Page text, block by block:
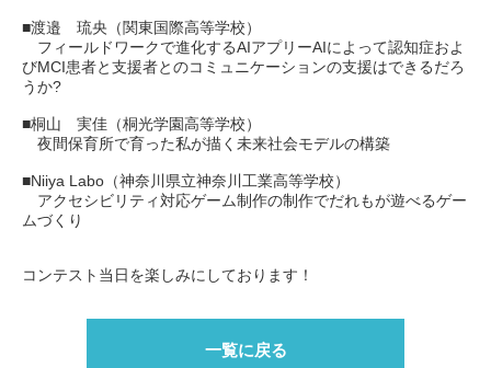
■渡邉 琉央（関東国際高等学校）
フィールドワークで進化するAIアプリーAIによって認知症およ
びMCI患者と支援者とのコミュニケーションの支援はできるだろ
うか?
■桐山 実佳（桐光学園高等学校）
夜間保育所で育った私が描く未来社会モデルの構築
■Niiya Labo（神奈川県立神奈川工業高等学校）
アクセシビリティ対応ゲーム制作の制作でだれもが遊べるゲー
ムづくり
コンテスト当日を楽しみにしております！
一覧に戻る